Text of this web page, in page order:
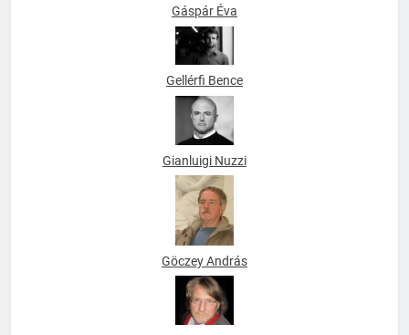
Gáspár Éva
Gellérfi Bence
Gianluigi Nuzzi
Göczey András